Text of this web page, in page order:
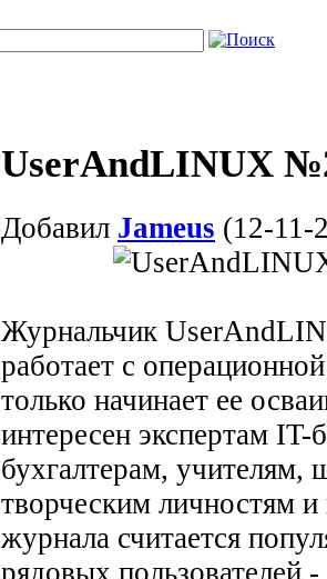
UserAndLINUX
Добавил Jameus (12-11-
Журнальчик
работает с
только начинает ее
интересен экспертам IT-
бухгалтерам, учителям,
творческим личностям
журнала считается
рядовых пользователей